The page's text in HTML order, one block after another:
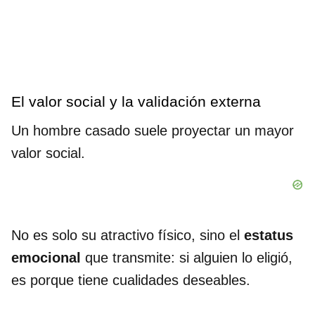
El valor social y la validación externa
Un hombre casado suele proyectar un mayor
valor social.
No es solo su atractivo físico, sino el estatus
emocional que transmite: si alguien lo eligió,
es porque tiene cualidades deseables.